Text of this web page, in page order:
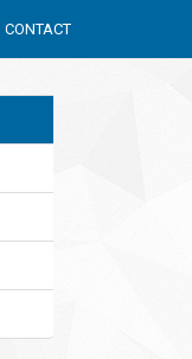
CONTACT